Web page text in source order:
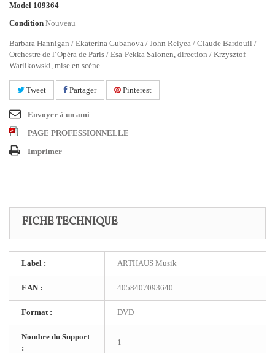
Model 109364
Condition Nouveau
Barbara Hannigan / Ekaterina Gubanova / John Relyea / Claude Bardouil /
Orchestre de l‘Opéra de Paris / Esa-Pekka Salonen, direction / Krzysztof
Warlikowski, mise en scène
Tweet Partager Pinterest
Envoyer à un ami
PAGE PROFESSIONNELLE
Imprimer
FICHE TECHNIQUE
Label : ARTHAUS Musik
EAN : 4058407093640
Format : DVD
Nombre du Support
:
1